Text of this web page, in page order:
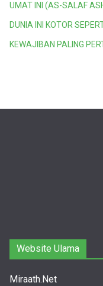
UMAT INI (AS-SALAF
DUNIA INI KOTOR
KEWAJIBAN PALING
Website Ulama
Miraath.Net